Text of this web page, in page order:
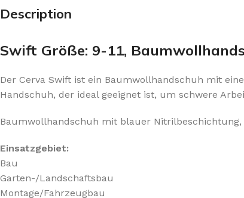
Description
Swift Größe: 9-11,
Der Cerva Swift ist ein Baumwollhandschuh mit
Handschuh, der ideal geeignet ist, um schwere
Baumwollhandschuh mit blauer
Einsatzgebiet:
Bau
Garten-/Landschaftsbau
Montage/Fahrzeugbau